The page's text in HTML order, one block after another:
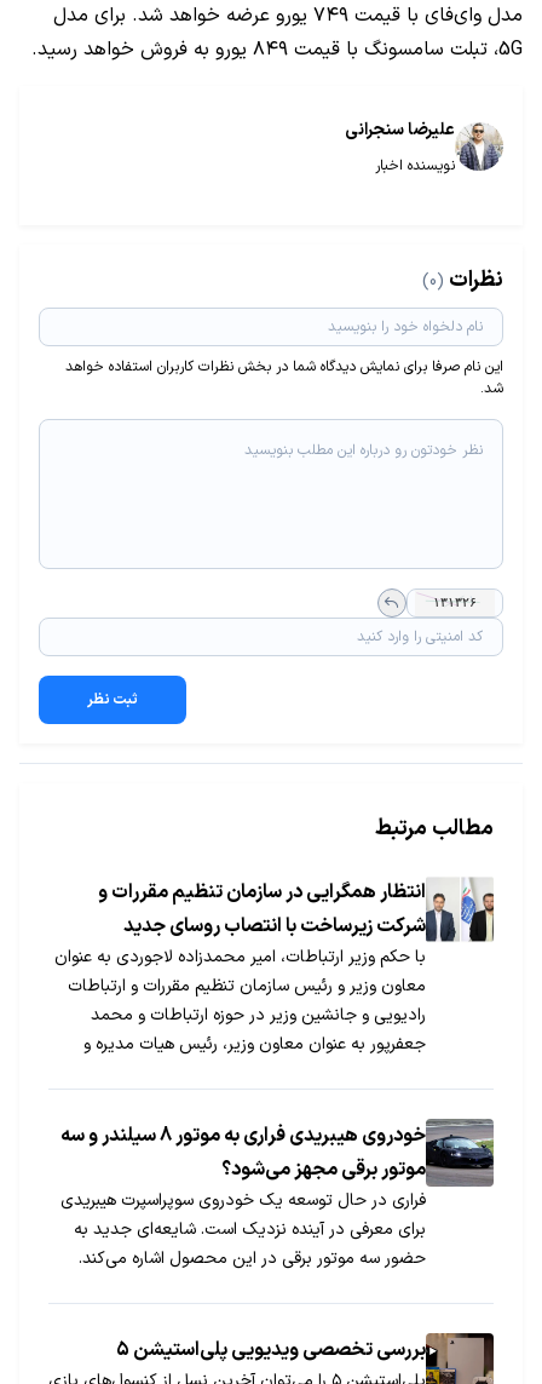
مدل وای‌فای با قیمت ۷۴۹ یورو عرضه خواهد شد. برای مدل
5G، تبلت سامسونگ با قیمت ۸۴۹ یورو به فروش خواهد رسید.
علیرضا سنجرانی
نویسنده اخبار
نظرات (0)
این نام صرفا برای نمایش دیدگاه شما در بخش نظرات کاربران استفاده خواهد
شد.
ثبت نظر
مطالب مرتبط
انتظار همگرایی در سازمان تنظیم مقررات و
شرکت زیرساخت با انتصاب روسای جدید
با حکم وزیر ارتباطات، امیر محمدزاده لاجوردی به عنوان
معاون وزیر و رئیس سازمان تنظیم مقررات و ارتباطات
رادیویی و جانشین وزیر در حوزه ارتباطات و محمد
جعفرپور به عنوان معاون وزیر، رئیس هیات مدیره و
خودروی هیبریدی فراری به موتور 8 سیلندر و سه
موتور برقی مجهز می‌شود؟
فراری در حال توسعه یک خودروی سوپراسپرت هیبریدی
برای معرفی در آینده نزدیک است. شایعه‌ای جدید به
حضور سه موتور برقی در این محصول اشاره می‌کند.
بررسی تخصصی ویدیویی پلی‌استیشن ۵